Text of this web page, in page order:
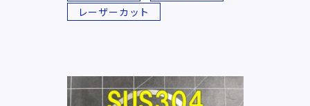
レーザーカット